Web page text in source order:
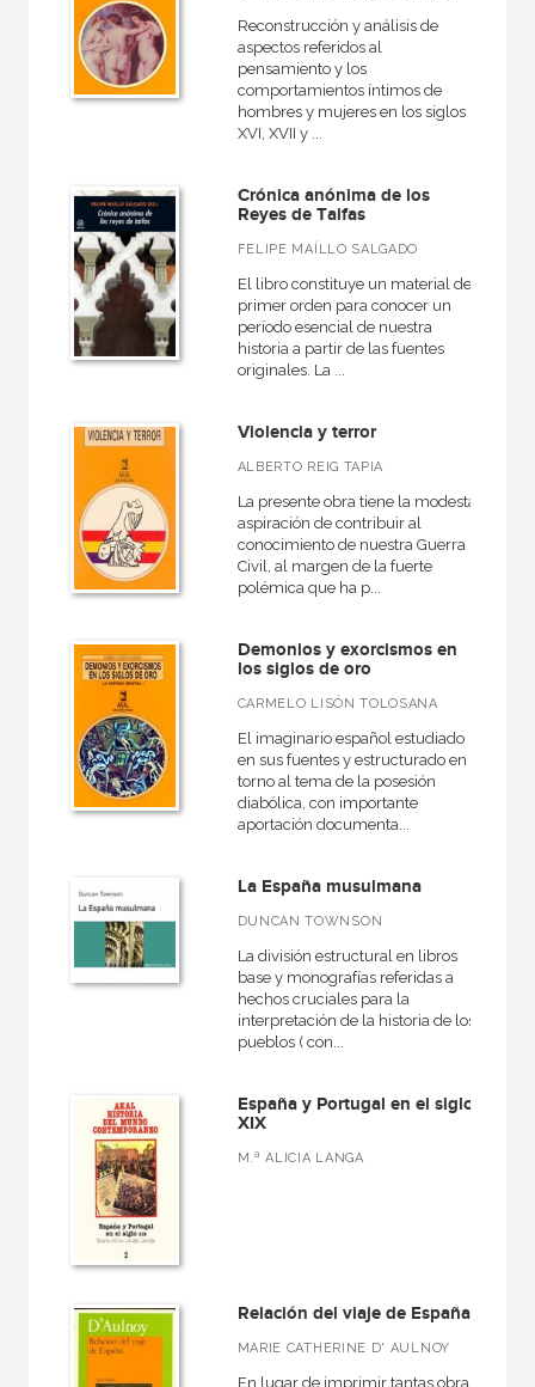
MATERIAS
Arqueología
Actual
Prehistoria
Grecia
América
VER TODAS... (16)
A fondo
Arqueología
Arte y estética
Atlas Akal
Caprichos
Clásicos latinos medievales y renacentistas
Diccionarios
NUESTROS FORMATOS
Cartoné
Ebook
Ebook
Reconstrucción y análisis de
aspectos referidos al
pensamiento y los
comportamientos íntimos de
hombres y mujeres en los siglos
XVI, XVII y ...
Crónica anónima de los
Reyes de Taifas
FELIPE MAÍLLO SALGADO
El libro constituye un material de
primer orden para conocer un
período esencial de nuestra
historia a partir de las fuentes
originales. La ...
Violencia y terror
ALBERTO REIG TAPIA
La presente obra tiene la modesta
aspiración de contribuir al
conocimiento de nuestra Guerra
Civil, al margen de la fuerte
polémica que ha p...
Demonios y exorcismos en
los siglos de oro
CARMELO LISÓN TOLOSANA
El imaginario español estudiado
en sus fuentes y estructurado en
torno al tema de la posesión
diabólica, con importante
aportación documenta...
La España musulmana
DUNCAN TOWNSON
La división estructural en libros
base y monografías referidas a
hechos cruciales para la
interpretación de la historia de los
pueblos ( con...
España y Portugal en el siglo
XIX
M.ª ALICIA LANGA
Relación del viaje de España
MARIE CATHERINE D' AULNOY
En lugar de imprimir tantas obras